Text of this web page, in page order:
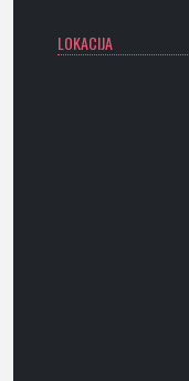
LOKACIJA